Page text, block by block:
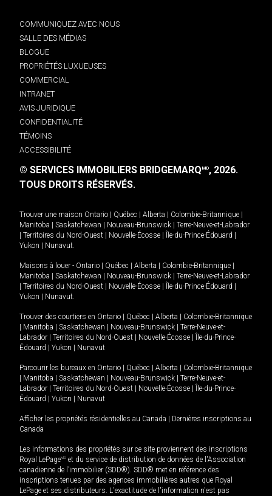
COMMUNIQUEZ AVEC NOUS
SALLE DES MÉDIAS
BLOGUE
PROPRIÉTÉS LUXUEUSES
COMMERCIAL
INTRANET
AVIS JURIDIQUE
CONFIDENTIALITÉ
TÉMOINS
ACCESSIBILITÉ
© SERVICES IMMOBILIERS BRIDGEMARQMD, 2026.
TOUS DROITS RÉSERVÉS.
Trouver une maison Ontario Québec Alberta Colombie-Britannique
Manitoba
Saskatchewan Nouveau-Brunswick
Terre-Neuve-et-Labrador
Territoires du Nord-Ouest Nouvelle-Écosse Île-du-Prince-Édouard
Yukon
Nunavut.
Maisons à louer - Ontario Québec Alberta Colombie-Britannique
Manitoba
Saskatchewan Nouveau-Brunswick
Terre-Neuve-et-Labrador
Territoires du Nord-Ouest Nouvelle-Écosse Île-du-Prince-Édouard
Yukon
Nunavut.
Trouver des courtiers en Ontario Québec Alberta
Colombie-Britannique
Manitoba Saskatchewan Nouveau-Brunswick
Terre-Neuve-et-
Labrador
Territoires du Nord-Ouest Nouvelle-Écosse
Île-du-Prince-
Édouard
Yukon Nunavut
Parcourir les bureaux en Ontario Québec Alberta
Colombie-Britannique
Manitoba Saskatchewan Nouveau-Brunswick
Terre-Neuve-et-
Labrador
Territoires du Nord-Ouest Nouvelle-Écosse
Île-du-Prince-
Édouard
Yukon Nunavut
Afficher les propriétés résidentielles au Canada
Dernières inscriptions au
Canada
Les informations des propriétés sur ce site proviennent des inscriptions
Royal LePageMD et du service de distribution de données de l'Association
canadienne de l’immobilier (SDD®). SDD® met en référence des
inscriptions tenues par des agences immobilières autres que Royal
LePage et ses distributeurs. L'exactitude de l'information n'est pas